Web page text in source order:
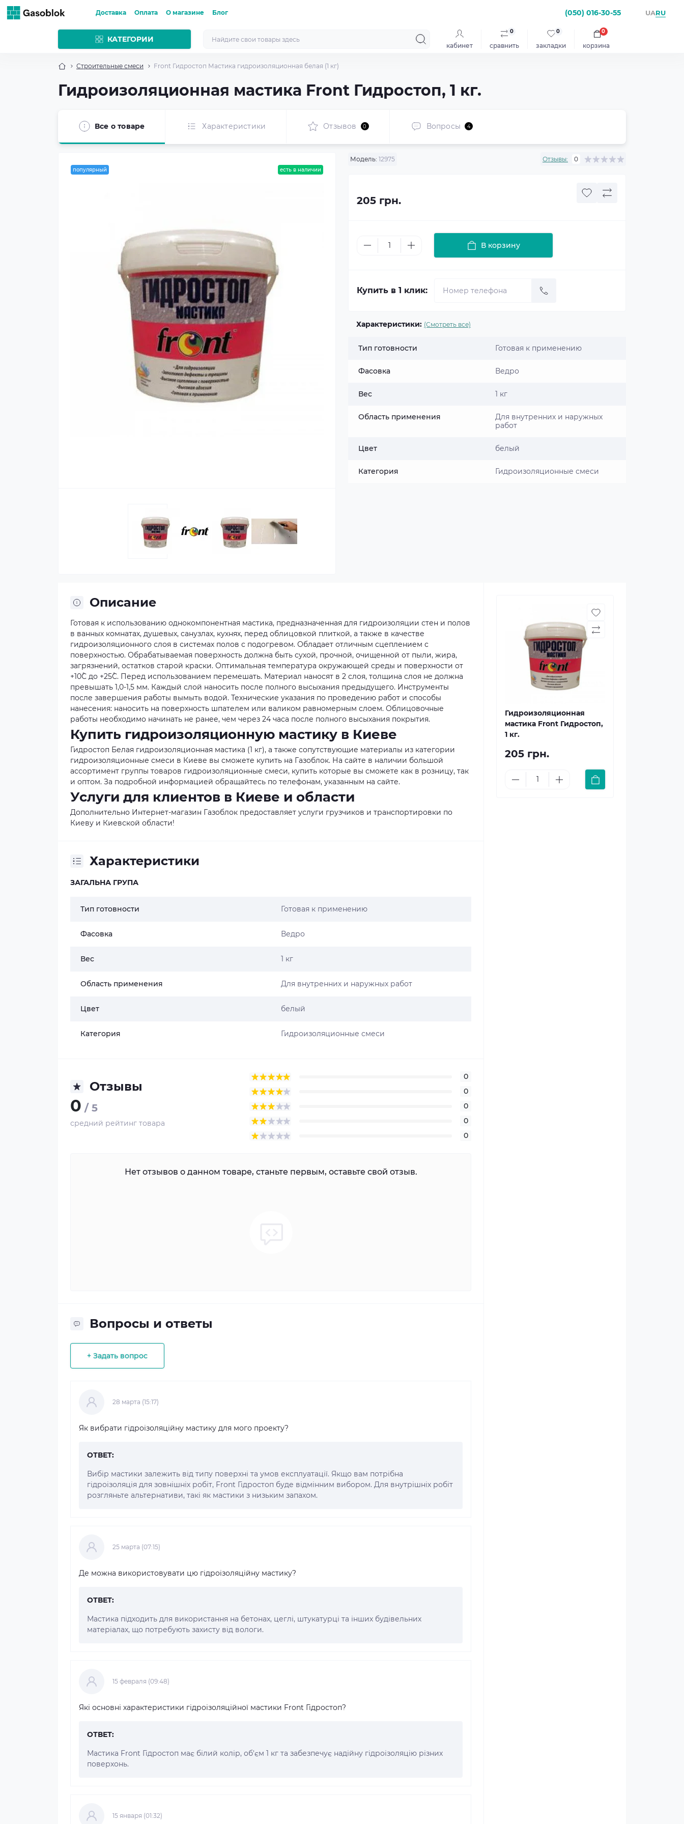
Доставка Оплата О магазине Блог (050) 016-30-55 UARU
КАТЕГОРИИ
кабинет сравнить
0
закладки
0
корзина
0
Строительные смеси Front Гидростоп Мастика гидроизоляционная белая (1 кг)
Гидроизоляционная мастика Front Гидростоп, 1 кг.
Все о товаре Характеристики Отзывов 0 Вопросы 4
популярный есть в наличии
Модель: 12975 Отзывы: 0
205 грн.
В корзину
Купить в 1 клик:
Характеристики: (Смотреть все)
Тип готовности Готовая к применению
Фасовка Ведро
Вес 1 кг
Область применения
Для внутренних и наружных
работ
Цвет белый
Категория Гидроизоляционные смеси
Описание
Готовая к использованию однокомпонентная мастика, предназначенная для гидроизоляции стен и полов
в ванных комнатах, душевых, санузлах, кухнях, перед облицовкой плиткой, а также в качестве
гидроизоляционного слоя в системах полов с подогревом. Обладает отличным сцеплением с
поверхностью. Обрабатываемая поверхность должна быть сухой, прочной, очищенной от пыли, жира,
загрязнений, остатков старой краски. Оптимальная температура окружающей среды и поверхности от
+10˚С до +25˚С. Перед использованием перемешать. Материал наносят в 2 слоя, толщина слоя не должна
превышать 1,0-1,5 мм. Каждый слой наносить после полного высыхания предыдущего. Инструменты
после завершения работы вымыть водой. Технические указания по проведению работ и способы
нанесения: наносить на поверхность шпателем или валиком равномерным слоем. Облицовочные
работы необходимо начинать не ранее, чем через 24 часа после полного высыхания покрытия.
Купить гидроизоляционную мастику в Киеве
Гидростоп Белая гидроизоляционная мастика (1 кг), а также сопутствующие материалы из категории
гидроизоляционные смеси в Киеве вы сможете купить на Газоблок. На сайте в наличии большой
ассортимент группы товаров гидроизоляционные смеси, купить которые вы сможете как в розницу, так
и оптом. За подробной информацией обращайтесь по телефонам, указанным на сайте.
Услуги для клиентов в Киеве и области
Дополнительно Интернет-магазин Газоблок предоставляет услуги грузчиков и транспортировки по
Киеву и Киевской области!
Характеристики
ЗАГАЛЬНА ГРУПА
Тип готовности Готовая к применению
Фасовка Ведро
Вес 1 кг
Область применения Для внутренних и наружных работ
Цвет белый
Категория Гидроизоляционные смеси
Отзывы
0 / 5
средний рейтинг товара
0
0
0
0
0
Нет отзывов о данном товаре, станьте первым, оставьте свой отзыв.
Вопросы и ответы
+ Задать вопрос
28 марта (15:17)
Як вибрати гідроізоляційну мастику для мого проекту?
ОТВЕТ:
Вибір мастики залежить від типу поверхні та умов експлуатації. Якщо вам потрібна
гідроізоляція для зовнішніх робіт, Front Гідростоп буде відмінним вибором. Для внутрішніх робіт
розгляньте альтернативи, такі як мастики з низьким запахом.
25 марта (07:15)
Де можна використовувати цю гідроізоляційну мастику?
ОТВЕТ:
Мастика підходить для використання на бетонах, цеглі, штукатурці та інших будівельних
матеріалах, що потребують захисту від вологи.
15 февраля (09:48)
Які основні характеристики гідроізоляційної мастики Front Гідростоп?
ОТВЕТ:
Мастика Front Гідростоп має білий колір, об'єм 1 кг та забезпечує надійну гідроізоляцію різних
поверхонь.
15 января (01:32)
Гидроизоляционная
мастика Front Гидростоп,
1 кг.
205 грн.